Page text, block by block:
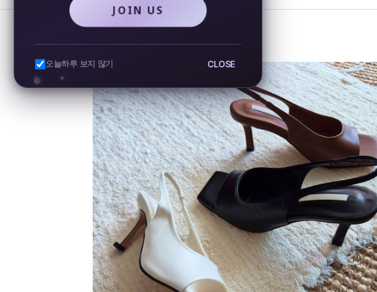
스퀘어 토오픈 쿠션 미들힐 샌들힐
JOIN US
오늘하루 보지 않기 CLOSE